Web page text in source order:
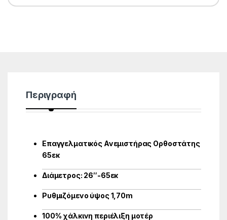
Περιγραφή
Επαγγελματικός Ανεμιστήρας Ορθοστάτης
65εκ
Διάμετρος: 26″-65εκ
Ρυθμιζόμενο ύψος 1,70m
100% χάλκινη περιέλιξη μοτέρ